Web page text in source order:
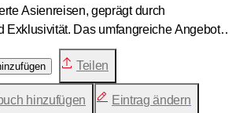
Asienreisen, geprägt durch
Exklusivität. Das umfangreiche Angebot
aus Wallisellen beinhaltet mehr als
Reisebausteine, zugänglich
und online, ergänzt durch
im monatlichen Newsletter. Spezialisiert
Teilen
hinzufügen Eintrag ändern